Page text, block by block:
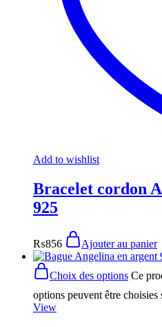
Add to wishlist
Bracelet cordon
925
₨856 Ajouter au panier
Choix des options Ce
options peuvent être
View